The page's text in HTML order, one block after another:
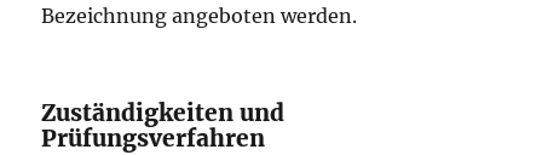
Bezeichnung angeboten werden.
Zuständigkeiten und
Prüfungsverfahren